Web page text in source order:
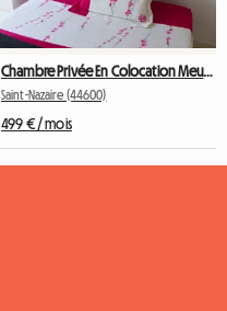
Chambre Privée En Colocation Meublee
Saint-Nazaire (44600)
499 € / mois